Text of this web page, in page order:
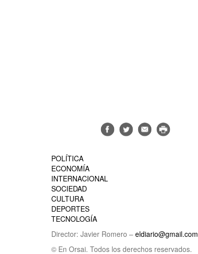
POLÍTICA
ECONOMÍA
INTERNACIONAL
SOCIEDAD
CULTURA
DEPORTES
TECNOLOGÍA
Director: Javier Romero – eldiario@gmail.com
© En Orsai. Todos los derechos reservados.